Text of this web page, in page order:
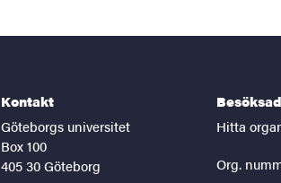
Kontakt
Göteborgs universitet
Box 100
405 30 Göteborg
Hitta
Org.